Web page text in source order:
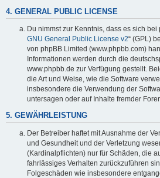
4. GENERAL PUBLIC LICENSE
Du nimmst zur Kenntnis, dass es sich bei
GNU General Public License v2“ (GPL)
von phpBB Limited (www.phpbb.com)
Informationen werden durch die
www.phpbb.de zur Verfügung gestellt.
die Art und Weise, wie die Software
insbesondere die Verwendung der
untersagen oder auf Inhalte fremder
5. GEWÄHRLEISTUNG
Der Betreiber haftet mit Ausnahme der
und Gesundheit und der Verletzung
(Kardinalpflichten) nur für Schäden, die
fahrlässiges Verhalten zurückzuführen
Folgeschäden wie insbesondere